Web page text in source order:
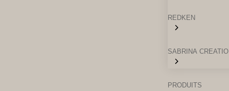
⁠⁠REDKEN
SABRINA
PRODUITS